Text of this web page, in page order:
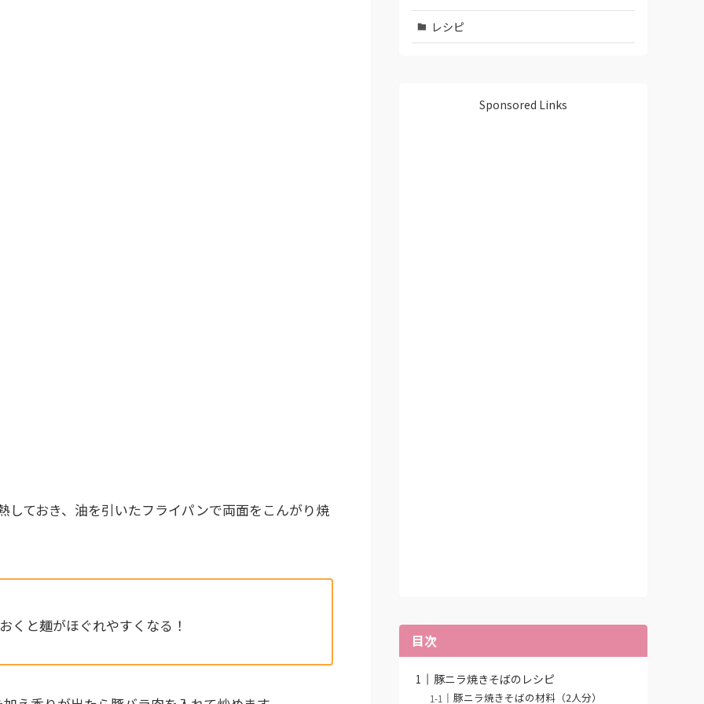
しておき、油を引いたフライパンで両面をこんがり焼
くと麺がほぐれやすくなる！
レシピ
Sponsored Links
目次
豚ニラ焼きそばのレシピ
豚ニラ焼きそばの材料（2人分）